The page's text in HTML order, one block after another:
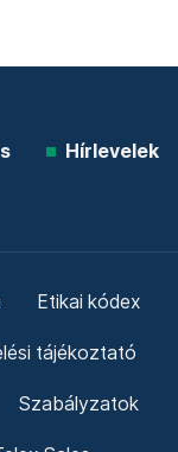
Hírlevelek
Etikai kódex
tájékoztató
Szabályzatok